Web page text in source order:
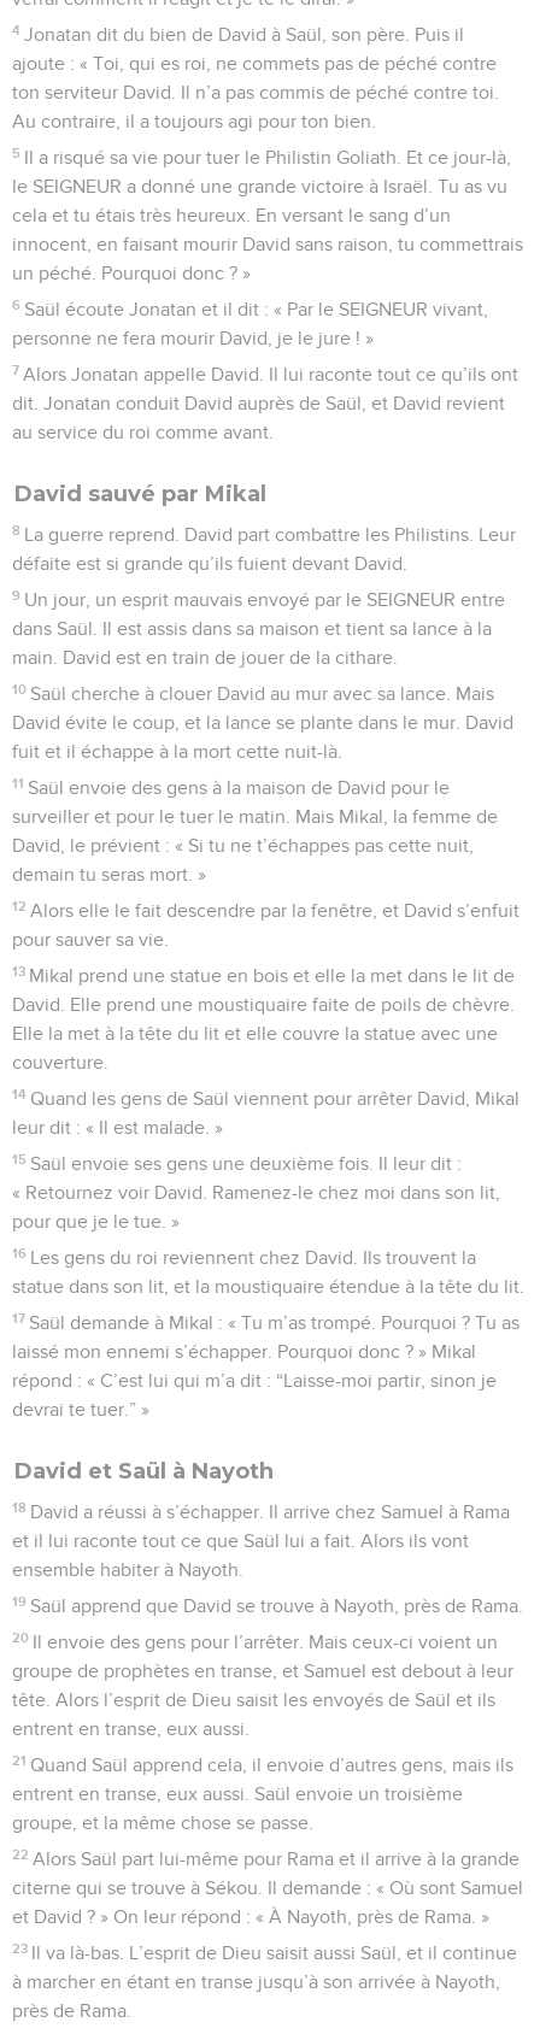
4 Jonatan dit du bien de David à Saül, son père. Puis il
ajoute : « Toi, qui es roi, ne commets pas de péché contre
ton serviteur David. Il n’a pas commis de péché contre toi.
Au contraire, il a toujours agi pour ton bien.
5 Il a risqué sa vie pour tuer le Philistin Goliath. Et ce jour-là,
le SEIGNEUR a donné une grande victoire à Israël. Tu as vu
cela et tu étais très heureux. En versant le sang d’un
innocent, en faisant mourir David sans raison, tu commettrais
un péché. Pourquoi donc ? »
6 Saül écoute Jonatan et il dit : « Par le SEIGNEUR vivant,
personne ne fera mourir David, je le jure ! »
7 Alors Jonatan appelle David. Il lui raconte tout ce qu’ils ont
dit. Jonatan conduit David auprès de Saül, et David revient
au service du roi comme avant.
David sauvé par Mikal
8 La guerre reprend. David part combattre les Philistins. Leur
défaite est si grande qu’ils fuient devant David.
9 Un jour, un esprit mauvais envoyé par le SEIGNEUR entre
dans Saül. Il est assis dans sa maison et tient sa lance à la
main. David est en train de jouer de la cithare.
10 Saül cherche à clouer David au mur avec sa lance. Mais
David évite le coup, et la lance se plante dans le mur. David
fuit et il échappe à la mort cette nuit-là.
11 Saül envoie des gens à la maison de David pour le
surveiller et pour le tuer le matin. Mais Mikal, la femme de
David, le prévient : « Si tu ne t’échappes pas cette nuit,
demain tu seras mort. »
12 Alors elle le fait descendre par la fenêtre, et David s’enfuit
pour sauver sa vie.
13 Mikal prend une statue en bois et elle la met dans le lit de
David. Elle prend une moustiquaire faite de poils de chèvre.
Elle la met à la tête du lit et elle couvre la statue avec une
couverture.
14 Quand les gens de Saül viennent pour arrêter David, Mikal
leur dit : « Il est malade. »
15 Saül envoie ses gens une deuxième fois. Il leur dit :
« Retournez voir David. Ramenez-le chez moi dans son lit,
pour que je le tue. »
16 Les gens du roi reviennent chez David. Ils trouvent la
statue dans son lit, et la moustiquaire étendue à la tête du lit.
17 Saül demande à Mikal : « Tu m’as trompé. Pourquoi ? Tu as
laissé mon ennemi s’échapper. Pourquoi donc ? » Mikal
répond : « C’est lui qui m’a dit : “Laisse-moi partir, sinon je
devrai te tuer.” »
David et Saül à Nayoth
18 David a réussi à s’échapper. Il arrive chez Samuel à Rama
et il lui raconte tout ce que Saül lui a fait. Alors ils vont
ensemble habiter à Nayoth.
19 Saül apprend que David se trouve à Nayoth, près de Rama.
20 Il envoie des gens pour l’arrêter. Mais ceux-ci voient un
groupe de prophètes en transe, et Samuel est debout à leur
tête. Alors l’esprit de Dieu saisit les envoyés de Saül et ils
entrent en transe, eux aussi.
21 Quand Saül apprend cela, il envoie d’autres gens, mais ils
entrent en transe, eux aussi. Saül envoie un troisième
groupe, et la même chose se passe.
22 Alors Saül part lui-même pour Rama et il arrive à la grande
citerne qui se trouve à Sékou. Il demande : « Où sont Samuel
et David ? » On leur répond : « À Nayoth, près de Rama. »
23 Il va là-bas. L’esprit de Dieu saisit aussi Saül, et il continue
à marcher en étant en transe jusqu’à son arrivée à Nayoth,
près de Rama.